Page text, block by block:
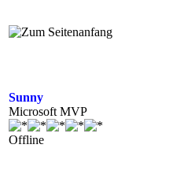
Sunny
Microsoft MVP
Offline